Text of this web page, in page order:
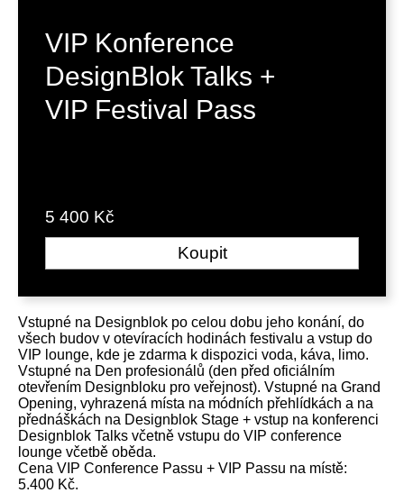
VIP Konference
DesignBlok Talks +
VIP Festival Pass
5 400 Kč
Koupit
Vstupné na Designblok po celou dobu jeho konání, do
všech budov v otevíracích hodinách festivalu a vstup do
VIP lounge, kde je zdarma k dispozici voda, káva, limo.
Vstupné na Den profesionálů (den před oficiálním
otevřením Designbloku pro veřejnost). Vstupné na Grand
Opening, vyhrazená místa na módních přehlídkách a na
přednáškách na Designblok Stage + vstup na konferenci
Designblok Talks včetně vstupu do VIP conference
lounge včetbě oběda.
Cena VIP Conference Passu + VIP Passu na místě:
5.400 Kč.